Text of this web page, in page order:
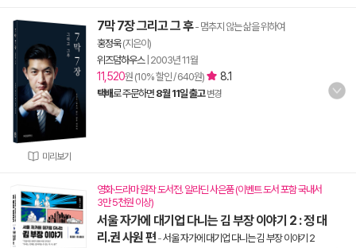
미리보기
7막 7장 그리고 그 후- 멈추지 않는 삶을 위하여
홍정욱(지은이)
위즈덤하우스| 2003년 11월
11,520원 (10% 할인 / 640원) 8.1
택배로 주문하면 8월 11일 출고 변경
영화·드라마 원작 도서전. 알라딘 사은품 (이벤트 도서 포함 국내서
3만 5천원 이상)
서울 자가에 대기업 다니는 김 부장 이야기 2 : 정 대
리.권 사원 편 -서울 자가에 대기업 다니는 김 부장 이야기 2